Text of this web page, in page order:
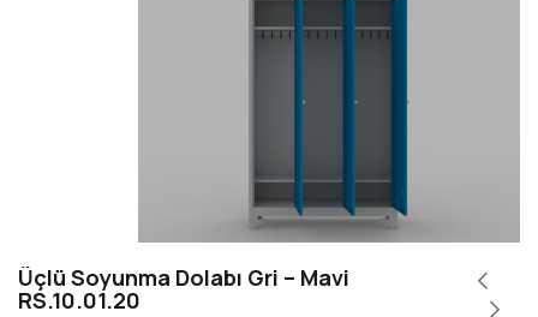
Üçlü Soyunma Dolabı Gri – Mavi
RS.10.01.20